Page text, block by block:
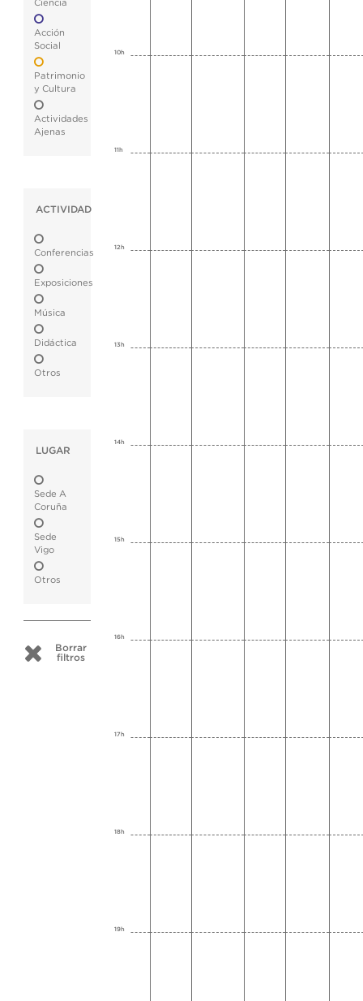
Ciencia
Acción
Social
Patrimonio
y Cultura
Actividades
Ajenas
ACTIVIDAD
Conferencias
Exposiciones
Música
Didáctica
Otros
LUGAR
Sede A
Coruña
Sede
Vigo
Otros
Borrar
filtros
10h
11h
12h
13h
14h
15h
16h
17h
18h
19h